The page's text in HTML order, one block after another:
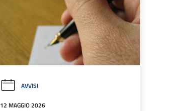
AVVISI
12 MAGGIO 2026